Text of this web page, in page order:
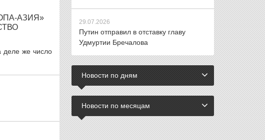
АЗИЯ»
деле же число
29.07.2026
Путин отправил в отставку главу
Удмуртии Бречалова
Новости по дням
Новости по месяцам